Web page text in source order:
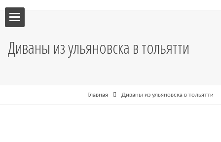
Диваны из ульяновска в тольятти
Главная Диваны из ульяновска в тольятти